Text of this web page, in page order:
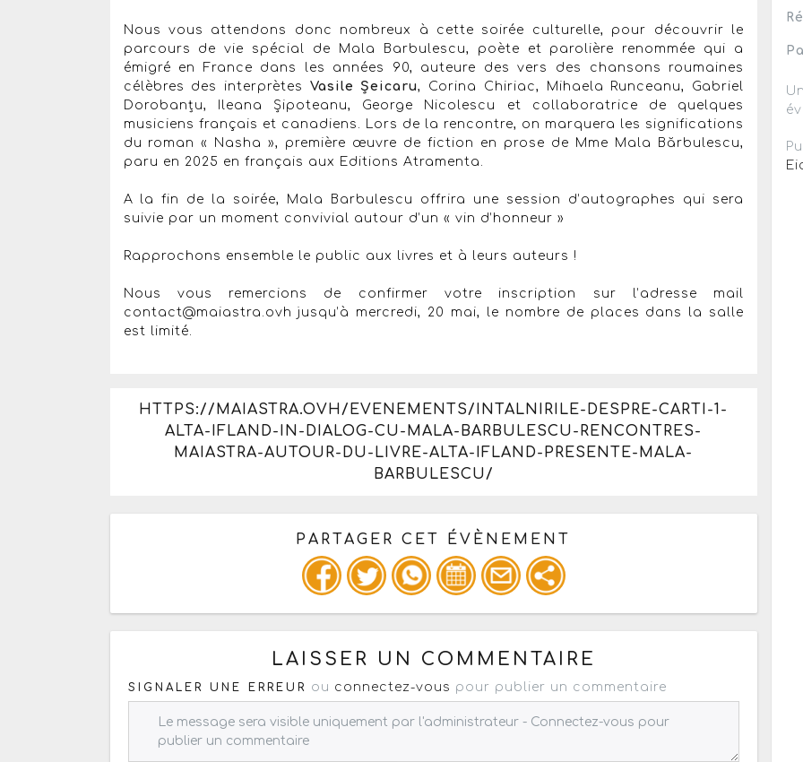
Nous vous attendons donc nombreux à cette soirée culturelle, pour découvrir le
parcours de vie spécial de Mala Barbulescu, poète et parolière renommée qui a
émigré en France dans les années 90, auteure des vers des chansons roumaines
célèbres des interprètes Vasile Șeicaru, Corina Chiriac, Mihaela Runceanu, Gabriel
Dorobanțu, Ileana Șipoteanu, George Nicolescu et collaboratrice de quelques
musiciens français et canadiens. Lors de la rencontre, on marquera les significations
du roman « Nasha », première œuvre de fiction en prose de Mme Mala Bărbulescu,
paru en 2025 en français aux Editions Atramenta.
A la fin de la soirée, Mala Barbulescu offrira une session d’autographes qui sera
suivie par un moment convivial autour d’un « vin d’honneur »
Rapprochons ensemble le public aux livres et à leurs auteurs !
Nous vous remercions de confirmer votre inscription sur l’adresse mail
contact@maiastra.ovh jusqu’à mercredi, 20 mai, le nombre de places dans la salle
est limité.
HTTPS://MAIASTRA.OVH/EVENEMENTS/INTALNIRILE-DESPRE-CARTI-1-
ALTA-IFLAND-IN-DIALOG-CU-MALA-BARBULESCU-RENCONTRES-
MAIASTRA-AUTOUR-DU-LIVRE-ALTA-IFLAND-PRESENTE-MALA-
BARBULESCU/
PARTAGER CET ÉVÈNEMENT
Copiez les infos ci-dessous pour un : mail / forum / réseau social
LAISSER UN COMMENTAIRE
SIGNALER UNE ERREUR ou connectez-vous pour publier un commentaire